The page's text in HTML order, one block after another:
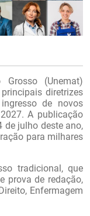
(Unemat)
diretrizes
de novos
A publicação
de julho deste ano,
para milhares
tradicional, que
prova de redação,
Enfermagem